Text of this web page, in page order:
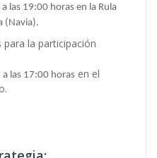
las 19:00 horas en la Rula
(Navia).
para la participación
a las 17:00 horas en el